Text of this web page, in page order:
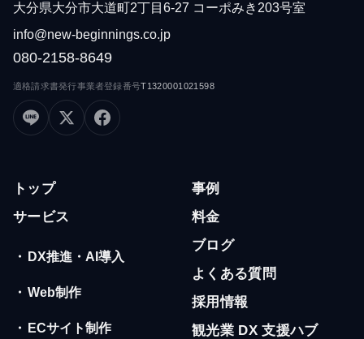
大分県大分市大道町2丁目6-27 コーポみき203号室
info@new-beginnings.co.jp
080-2158-8649
適格請求書発行事業者登録番号T1320001021598
トップ
サービス
・ DX推進・AI導入
・ Web制作
・ ECサイト制作
事例
料金
ブログ
よくある質問
採用情報
観光業 DX 支援ハブ